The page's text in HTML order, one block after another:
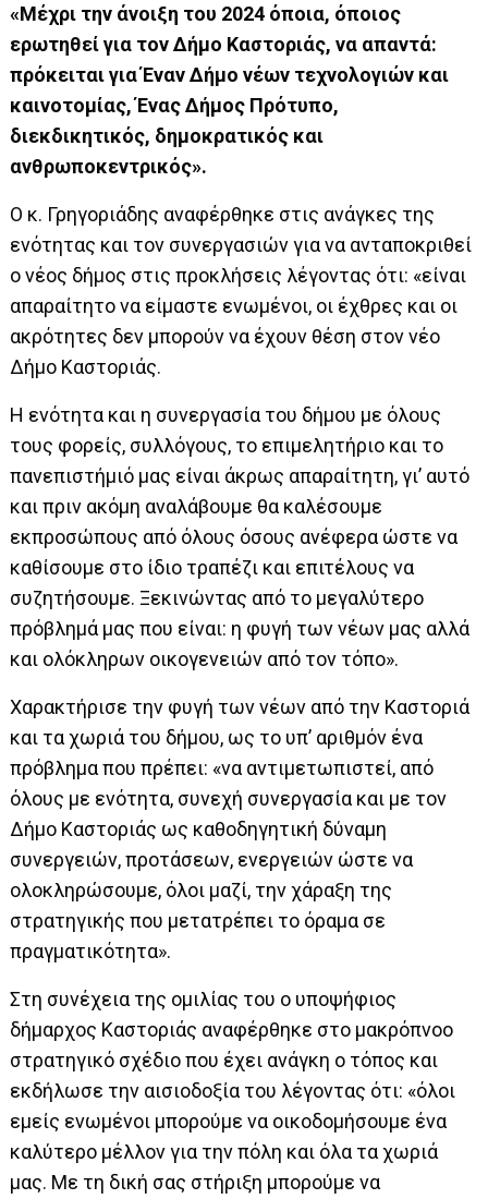
«Μέχρι την άνοιξη του 2024 όποια, όποιος
ερωτηθεί για τον Δήμο Καστοριάς, να απαντά:
πρόκειται για Έναν Δήμο νέων τεχνολογιών και
καινοτομίας, Ένας Δήμος Πρότυπο,
διεκδικητικός, δημοκρατικός και
ανθρωποκεντρικός».
Ο κ. Γρηγοριάδης αναφέρθηκε στις ανάγκες της
ενότητας και τον συνεργασιών για να ανταποκριθεί
ο νέος δήμος στις προκλήσεις λέγοντας ότι: «είναι
απαραίτητο να είμαστε ενωμένοι, οι έχθρες και οι
ακρότητες δεν μπορούν να έχουν θέση στον νέο
Δήμο Καστοριάς.
Η ενότητα και η συνεργασία του δήμου με όλους
τους φορείς, συλλόγους, το επιμελητήριο και το
πανεπιστήμιό μας είναι άκρως απαραίτητη, γι’ αυτό
και πριν ακόμη αναλάβουμε θα καλέσουμε
εκπροσώπους από όλους όσους ανέφερα ώστε να
καθίσουμε στο ίδιο τραπέζι και επιτέλους να
συζητήσουμε. Ξεκινώντας από το μεγαλύτερο
πρόβλημά μας που είναι: η φυγή των νέων μας αλλά
και ολόκληρων οικογενειών από τον τόπο».
Χαρακτήρισε την φυγή των νέων από την Καστοριά
και τα χωριά του δήμου, ως το υπ’ αριθμόν ένα
πρόβλημα που πρέπει: «να αντιμετωπιστεί, από
όλους με ενότητα, συνεχή συνεργασία και με τον
Δήμο Καστοριάς ως καθοδηγητική δύναμη
συνεργειών, προτάσεων, ενεργειών ώστε να
ολοκληρώσουμε, όλοι μαζί, την χάραξη της
στρατηγικής που μετατρέπει το όραμα σε
πραγματικότητα».
Στη συνέχεια της ομιλίας του ο υποψήφιος
δήμαρχος Καστοριάς αναφέρθηκε στο μακρόπνοο
στρατηγικό σχέδιο που έχει ανάγκη ο τόπος και
εκδήλωσε την αισιοδοξία του λέγοντας ότι: «όλοι
εμείς ενωμένοι μπορούμε να οικοδομήσουμε ένα
καλύτερο μέλλον για την πόλη και όλα τα χωριά
μας. Με τη δική σας στήριξη μπορούμε να